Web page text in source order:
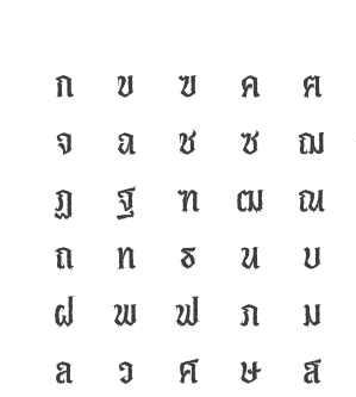
ก ข ฃ ค ฅ
จ
ฉ ช ซ ฌ
ฏ
ฐ ฑ ฒ ณ
ถ
ท ธ น บ
ฝ
พ ฟ ภ ม
ล
ว ศ ษ ส